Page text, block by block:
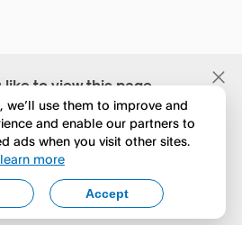
like to view this page
in English?
navegando
change to English
we’ll use them to improve and
and enable our partners to
ads when you visit other sites.
more
Accept